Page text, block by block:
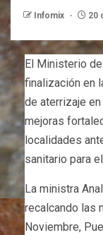
Infomix 20
El Ministerio
finalización en
de aterrizaje
mejoras
localidades
sanitario para
La ministra
recalcando las
Noviembre,